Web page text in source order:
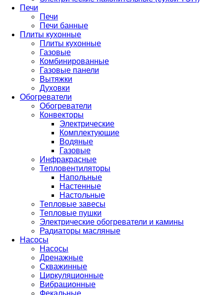
Печи
Печи
Печи банные
Плиты кухонные
Плиты кухонные
Газовые
Комбинированные
Газовые панели
Вытяжки
Духовки
Обогреватели
Обогреватели
Конвекторы
Электрические
Комплектующие
Водяные
Газовые
Инфракрасные
Тепловентиляторы
Напольные
Настенные
Настольные
Тепловые завесы
Тепловые пушки
Электрические обогреватели и камины
Радиаторы масляные
Насосы
Насосы
Дренажные
Скважинные
Циркуляционные
Вибрационные